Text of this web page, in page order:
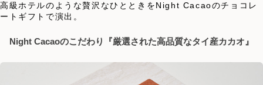
高級ホテルのような贅沢なひとときをNight Cacaoのチョコレ
ートギフトで演出。
Night Cacaoのこだわり『厳選された高品質なタイ産カカオ』